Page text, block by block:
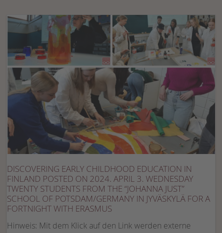
DISCOVERING EARLY CHILDHOOD EDUCATION IN
FINLAND POSTED ON 2024. APRIL 3. WEDNESDAY
TWENTY STUDENTS FROM THE “JOHANNA JUST”
SCHOOL OF POTSDAM/GERMANY IN JYVÄSKYLÄ FOR A
FORTNIGHT WITH ERASMUS
Hinweis: Mit dem Klick auf den Link werden externe